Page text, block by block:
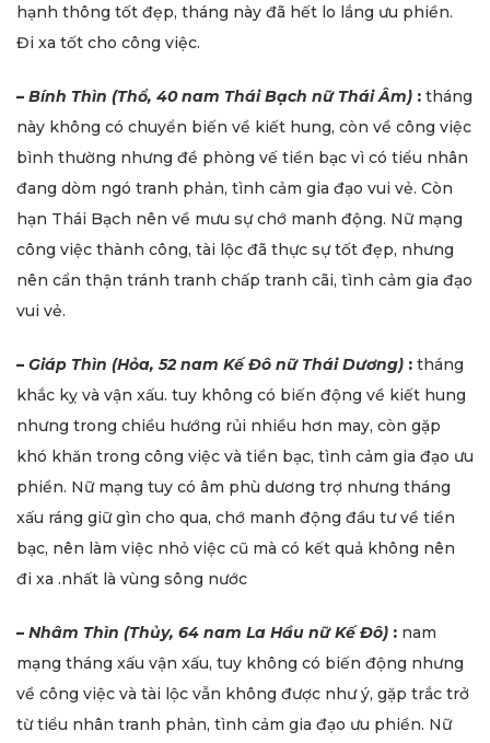
hạnh thông tốt đẹp, tháng này đã hết lo lắng ưu phiền.
Đi xa tốt cho công việc.
– Bính Thìn (Thổ, 40 nam Thái Bạch nữ Thái Âm) : tháng
này không có chuyển biến về kiết hung, còn về công việc
bình thường nhưng đề phòng vế tiền bạc vì có tiểu nhân
đang dòm ngó tranh phản, tình cảm gia đạo vui vẻ. Còn
hạn Thái Bạch nên về mưu sự chớ manh động. Nữ mạng
công việc thành công, tài lộc đã thực sự tốt đẹp, nhưng
nên cẩn thận tránh tranh chấp tranh cãi, tình cảm gia đạo
vui vẻ.
– Giáp Thìn (Hỏa, 52 nam Kế Đô nữ Thái Dương) : tháng
khắc kỵ và vận xấu. tuy không có biến động về kiết hung
nhưng trong chiều hướng rủi nhiều hơn may, còn gặp
khó khăn trong công việc và tiền bạc, tình cảm gia đạo ưu
phiền. Nữ mạng tuy có âm phù dương trợ nhưng tháng
xấu ráng giữ gìn cho qua, chớ manh động đầu tư về tiền
bạc, nên làm việc nhỏ việc cũ mà có kết quả không nên
đi xa .nhất là vùng sông nước
– Nhâm Thìn (Thủy, 64 nam La Hầu nữ Kế Đô) : nam
mạng tháng xấu vận xấu, tuy không có biến động nhưng
về công việc và tài lộc vẫn không được như ý, gặp trắc trở
từ tiểu nhân tranh phản, tình cảm gia đạo ưu phiền. Nữ